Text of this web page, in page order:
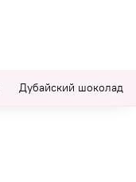
Дубайский шоколад